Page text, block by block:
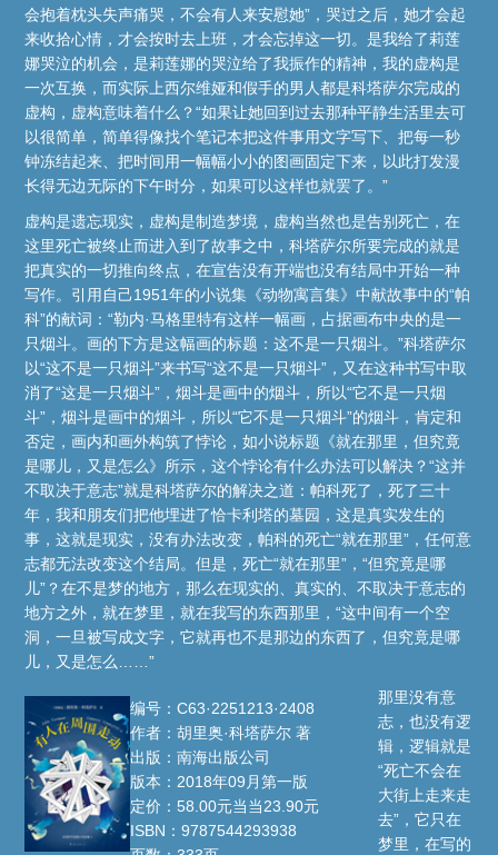
会抱着枕头失声痛哭，不会有人来安慰她”，哭过之后，她才会起
来收拾心情，才会按时去上班，才会忘掉这一切。是我给了莉莲
娜哭泣的机会，是莉莲娜的哭泣给了我振作的精神，我的虚构是
一次互换，而实际上西尔维娅和假手的男人都是科塔萨尔完成的
虚构，虚构意味着什么？“如果让她回到过去那种平静生活里去可
以很简单，简单得像找个笔记本把这件事用文字写下、把每一秒
钟冻结起来、把时间用一幅幅小小的图画固定下来，以此打发漫
长得无边无际的下午时分，如果可以这样也就罢了。”
虚构是遗忘现实，虚构是制造梦境，虚构当然也是告别死亡，在
这里死亡被终止而进入到了故事之中，科塔萨尔所要完成的就是
把真实的一切推向终点，在宣告没有开端也没有结局中开始一种
写作。引用自己1951年的小说集《动物寓言集》中献故事中的“帕
科”的献词：“勒内·马格里特有这样一幅画，占据画布中央的是一
只烟斗。画的下方是这幅画的标题：这不是一只烟斗。”科塔萨尔
以“这不是一只烟斗”来书写“这不是一只烟斗”，又在这种书写中取
消了“这是一只烟斗”，烟斗是画中的烟斗，所以“它不是一只烟
斗”，烟斗是画中的烟斗，所以“它不是一只烟斗”的烟斗，肯定和
否定，画内和画外构筑了悖论，如小说标题《就在那里，但究竟
是哪儿，又是怎么》所示，这个悖论有什么办法可以解决？“这并
不取决于意志”就是科塔萨尔的解决之道：帕科死了，死了三十
年，我和朋友们把他埋进了恰卡利塔的墓园，这是真实发生的
事，这就是现实，没有办法改变，帕科的死亡“就在那里”，任何意
志都无法改变这个结局。但是，死亡“就在那里”，“但究竟是哪
儿”？在不是梦的地方，那么在现实的、真实的、不取决于意志的
地方之外，就在梦里，就在我写的东西那里，“这中间有一个空
洞，一旦被写成文字，它就再也不是那边的东西了，但究竟是哪
儿，又是怎么……”
编号：C63·2251213·2408
作者：胡里奥·科塔萨尔 著
出版：南海出版公司
版本：2018年09月第一版
定价：58.00元当当23.90元
ISBN：9787544293938
那里没有意
志，也没有逻
辑，逻辑就是
“死亡不会在
大街上走来走
去”，它只在
梦里，在写的